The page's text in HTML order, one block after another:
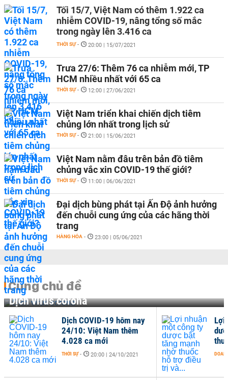
Tối 15/7, Việt Nam có thêm 1.922 ca
nhiễm COVID-19, nâng tổng số mắc
trong ngày lên 3.416 ca
THỜI SỰ - 20:00 | 15/07/2021
Trưa 27/6: Thêm 76 ca nhiễm mới, TP
HCM nhiều nhất với 65 ca
THỜI SỰ - 12:00 | 27/06/2021
Việt Nam triển khai chiến dịch tiêm
chủng lớn nhất trong lịch sử
THỜI SỰ - 21:00 | 15/06/2021
Việt Nam nằm đâu trên bản đồ tiêm
chủng vắc xin COVID-19 thế giới?
THỜI SỰ - 11:00 | 06/06/2021
Đại dịch bùng phát tại Ấn Độ ảnh hưởng
đến chuỗi cung ứng của các hãng thời
trang
HÀNG HÓA - 23:00 | 05/06/2021
Cùng chủ đề
Dịch virus corona
Dịch COVID-19 hôm nay
24/10: Việt Nam thêm
4.028 ca mới
THỜI SỰ - 20:00 | 24/10/2021
Lợi